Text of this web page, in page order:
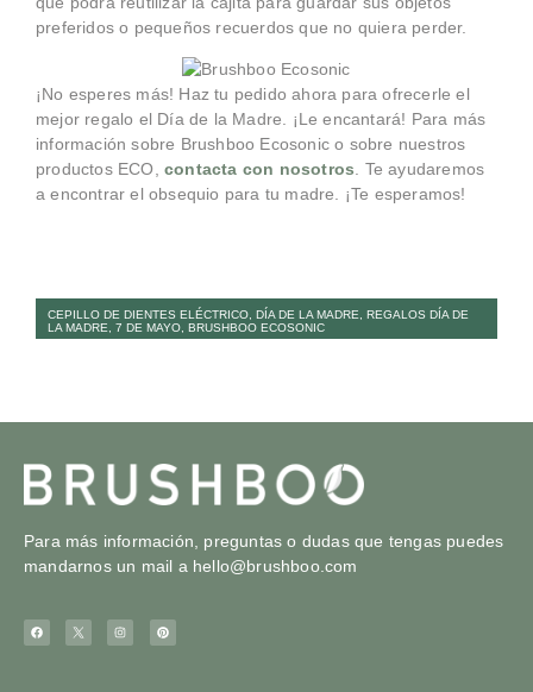
preferidos o pequeños recuerdos que no quiera perder.
¡No esperes más! Haz tu pedido ahora para ofrecerle el
mejor regalo el Día de la Madre. ¡Le encantará! Para más
información sobre Brushboo Ecosonic o sobre nuestros
productos ECO, contacta con nosotros . Te ayudaremos
a encontrar el obsequio para tu madre. ¡Te esperamos!
CEPILLO DE DIENTES ELÉCTRICO, DÍA DE LA MADRE, REGALOS DÍA DE
LA MADRE, 7 DE MAYO, BRUSHBOO ECOSONIC
Para más información, preguntas o dudas que tengas puedes
mandarnos un mail a hello@brushboo.com